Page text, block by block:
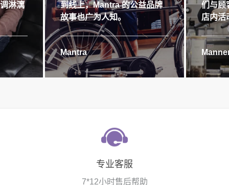
淋漓
到线上，Mantra 的公益品牌
故事也广为人知。
Mantra
们与顾
店内活
专业客服
7*12小时售后帮助